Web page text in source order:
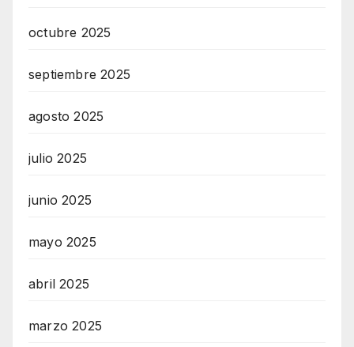
octubre 2025
septiembre 2025
agosto 2025
julio 2025
junio 2025
mayo 2025
abril 2025
marzo 2025